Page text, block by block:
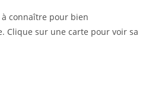
connaître pour bien
Clique sur une carte pour voir sa